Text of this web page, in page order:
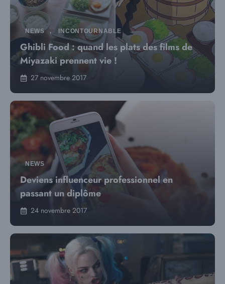
NEWS , INCONTOURNABLE
Ghibli Food : quand les plats des films de
Miyazaki prennent vie !
27 novembre 2017
NEWS
Deviens influenceur professionnel en
passant un diplôme
24 novembre 2017